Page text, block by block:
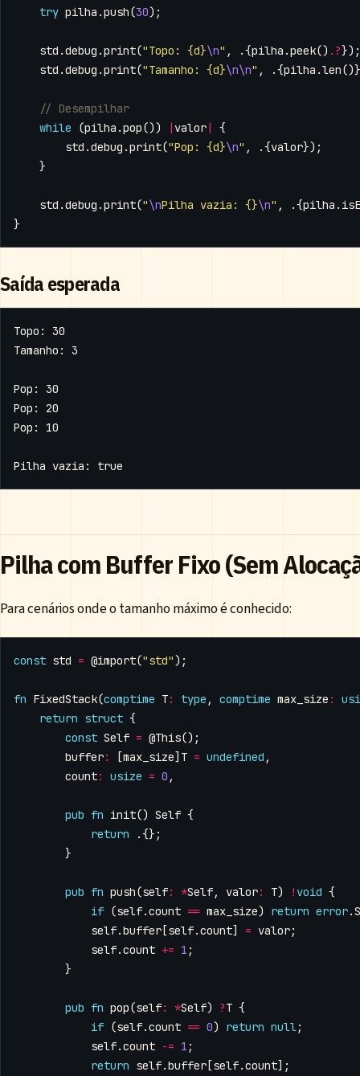
try pilha .push(30);
std .debug .print("Topo: {d}\n" , .{pilha .peek(). ?});
std .debug .print("Tamanho: {d}\n\n" , .{pilha .len
while
(pilha .pop()) valor
{
std .debug .print("Pop: {d}\n" , .{valor});
}
std .debug .print("\nPilha vazia: {}\n" , .{pilha .
}
Saída esperada
Pilha com Buffer Fixo (Sem
Para cenários onde o tamanho máximo é conhecido:
const std = @import("std");
fn FixedStack(comptime T: type , comptime max_size :
return struct {
const Self = @This();
buffer: [max_size] T = undefined ,
count: usize = 0 ,
pub fn init() Self {
return
.{};
}
pub fn push(self: *Self, valor: T) ! void {
if (self.count == max_size) return error.
self.buffer [self.count] = valor;
self.count += 1 ;
}
pub fn pop(self: *Self) ?T {
if (self.count == 0) return null ;
self.count -= 1 ;
return self.buffer [self.count];